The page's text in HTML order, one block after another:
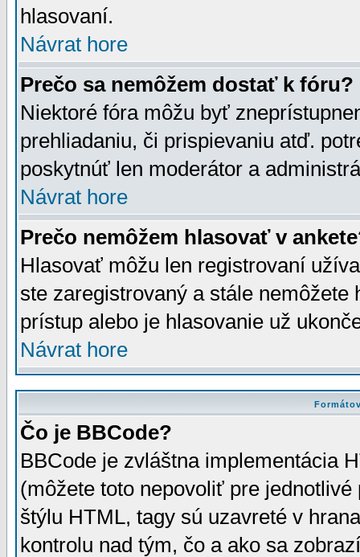
hlasovaní.
Návrat hore
Prečo sa nemôžem dostať k fóru?
Niektoré fóra môžu byť
prehliadaniu, či prispievaniu atď.
poskytnúť len moderátor a
Návrat hore
Prečo nemôžem hlasovať v
Hlasovať môžu len registrovaní
ste zaregistrovaný a stále
prístup alebo je hlasovanie už
Návrat hore
Čo je BBCode?
BBCode je zvláštna implementácia
(môžete toto nepovoliť pre
štýlu HTML, tagy sú uzavreté v
kontrolu nad tým, čo a ako sa